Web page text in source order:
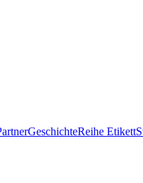
GeschichteReihe Etikett